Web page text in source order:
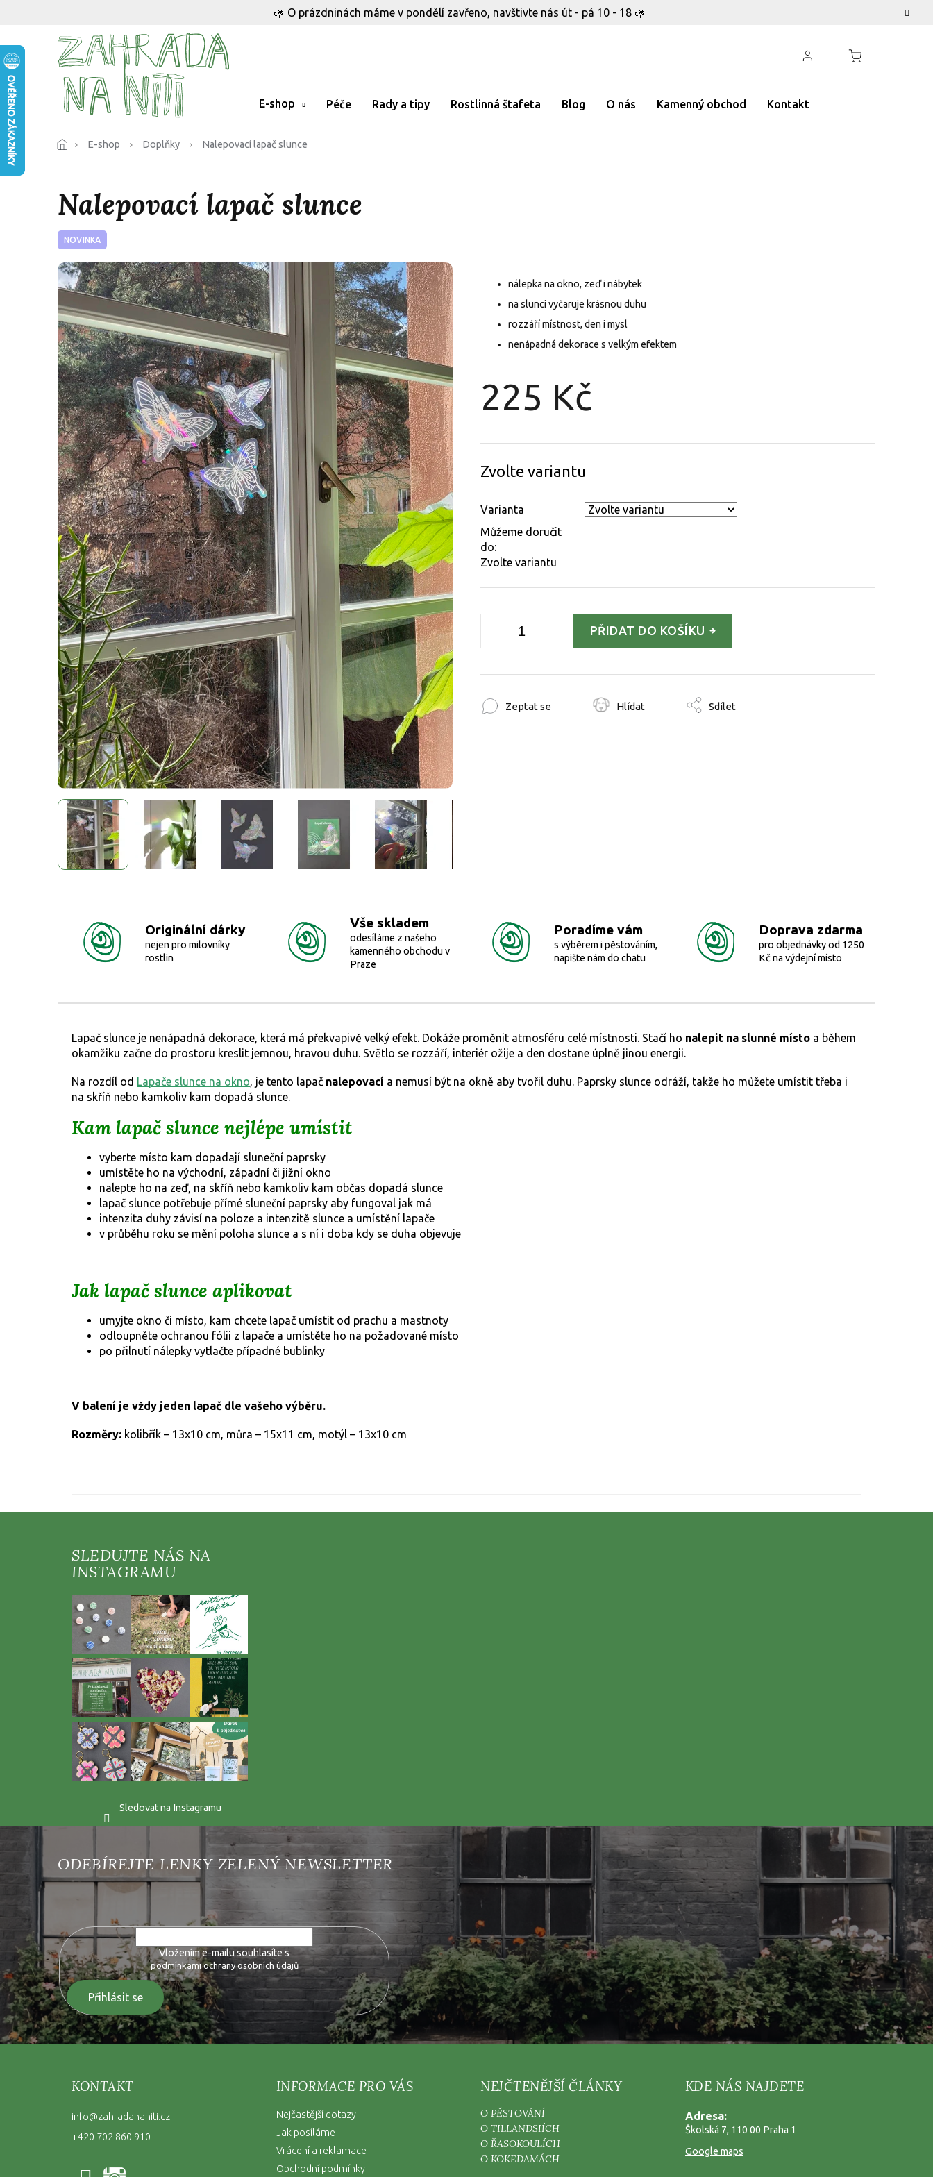
🌿 O prázdninách máme v pondělí zavřeno, navštivte nás út - pá 10 - 18 🌿
E-shop Péče Rady a tipy Rostlinná štafeta Blog O nás Kamenný obchod Kontakt
E-shop Doplňky Nalepovací lapač slunce
Nalepovací lapač slunce
NOVINKA
225 Kč
cena:
Zvolte variantu
Varianta
Můžeme doručit
do:
Zvolte variantu
PŘIDAT DO KOŠÍKU
nálepka na okno, zeď i nábytek
na slunci vyčaruje krásnou duhu
rozzáří místnost, den i mysl
nenápadná dekorace s velkým efektem
Zeptat se Hlídat Sdílet
Originální dárky
nejen pro milovníky
rostlin
Vše skladem
odesíláme z našeho
kamenného obchodu v
Praze
Poradíme vám
s výběrem i pěstováním,
napište nám do chatu
Doprava zdarma
pro objednávky od 1250
Kč na výdejní místo
Lapač slunce je nenápadná dekorace, která má překvapivě velký efekt. Dokáže proměnit atmosféru celé místnosti. Stačí ho nalepit na slunné místo a během
okamžiku začne do prostoru kreslit jemnou, hravou duhu. Světlo se rozzáří, interiér ožije a den dostane úplně jinou energii.
Na rozdíl od Lapače slunce na okno, je tento lapač nalepovací a nemusí být na okně aby tvořil duhu. Paprsky slunce odráží, takže ho můžete umístit třeba i
na skříň nebo kamkoliv kam dopadá slunce.
Kam lapač slunce nejlépe umístit
vyberte místo kam dopadají sluneční paprsky
umístěte ho na východní, západní či jižní okno
nalepte ho na zeď, na skříň nebo kamkoliv kam občas dopadá slunce
lapač slunce potřebuje přímé sluneční paprsky aby fungoval jak má
intenzita duhy závisí na poloze a intenzitě slunce a umístění lapače
v průběhu roku se mění poloha slunce a s ní i doba kdy se duha objevuje
Jak lapač slunce aplikovat
umyjte okno či místo, kam chcete lapač umístit od prachu a mastnoty
odloupněte ochranou fólii z lapače a umístěte ho na požadované místo
po přilnutí nálepky vytlačte případné bublinky
V balení je vždy jeden lapač dle vašeho výběru.
Rozměry: kolibřík – 13x10 cm, můra – 15x11 cm, motýl – 13x10 cm
Sledovat na Instagramu
Vložte svůj e-mail a my vám budeme zasílat informace o nových produktech na našem e-shopu.
Vložením e-mailu souhlasíte s
podmínkami ochrany osobních údajů
Přihlásit se
KONTAKT
info@zahradananiti.cz
+420 702 860 910
INFORMACE PRO VÁS
Nejčastější dotazy
Jak posíláme
Vrácení a reklamace
Obchodní podmínky
NEJČTENĚJŠÍ ČLÁNKY
O PĚSTOVÁNÍ
O TILLANDSIÍCH
O ŘASOKOULÍCH
O KOKEDAMÁCH
KDE NÁS NAJDETE
Adresa:
Školská 7, 110 00 Praha 1
Google maps